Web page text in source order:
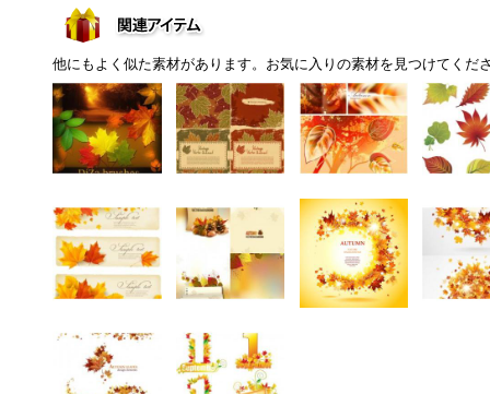
他にもよく似た素材があります。お気に入りの素材を見つけてくだ